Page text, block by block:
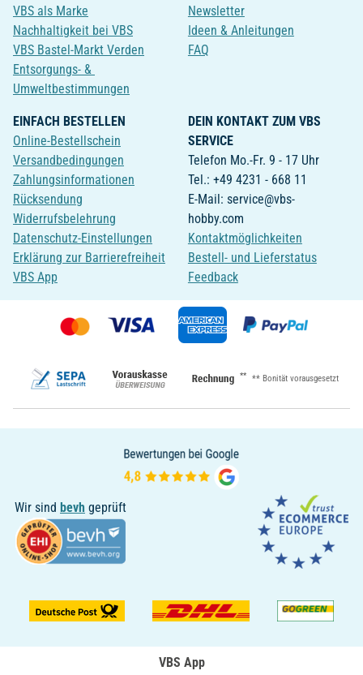
VBS als Marke
Nachhaltigkeit bei VBS
VBS Bastel-Markt Verden
Entsorgungs- &
Umweltbestimmungen
Newsletter
Ideen & Anleitungen
FAQ
EINFACH BESTELLEN
Online-Bestellschein
Versandbedingungen
Zahlungsinformationen
Rücksendung
Widerrufsbelehrung
Datenschutz-Einstellungen
Erklärung zur Barrierefreiheit
VBS App
DEIN KONTAKT ZUM VBS
SERVICE
Telefon Mo.-Fr. 9 - 17 Uhr
Tel.: +49 4231 - 668 11
E-Mail: service@vbs-
hobby.com
Kontaktmöglichkeiten
Bestell- und Lieferstatus
Feedback
** ** Bonität vorausgesetzt
Wir sind bevh geprüft
VBS App